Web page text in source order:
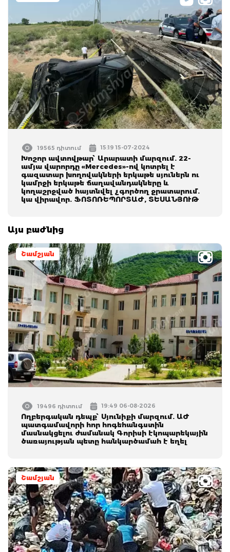
19565 դիտում 15:19 15-07-2024
Խոշոր ավտովթար՝ Արարատի մարզում. 22-
ամյա վարորդը «Mercedes»-ով կոտրել է
գազատար խողովակների երկաթե սյուներն ու
կամրջի երկաթե ճաղավանդակները և
կողաշրջված հայտնվել չգործող ջրատարում.
կա վիրավոր. ՖՈՏՈՌԵՊՈՐՏԱԺ, ՏԵՍԱՆՅՈՒԹ
Այս բաժնից
Շամշյան
19496 դիտում 19:49 06-08-2026
Ողբերգական դեպք՝ Սյունիքի մարզում. ԱԺ
պատգամավորի հոր հոգեհանգստին
մասնակցելու ժամանակ Գորիսի էկոպարեկային
ծառայության պետը հանկարծամահ է եղել
Շամշյան